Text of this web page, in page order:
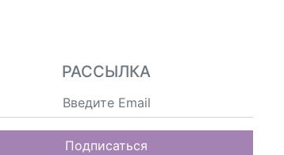
РАССЫЛКА
Подписаться